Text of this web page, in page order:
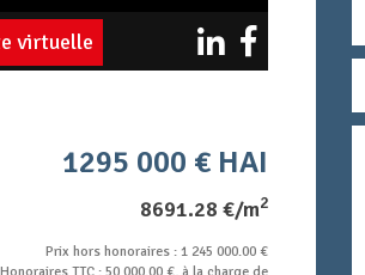
virtuelle
1295 000 € HAI
8691.28 €/m2
Prix hors honoraires : 1 245 000.00 €